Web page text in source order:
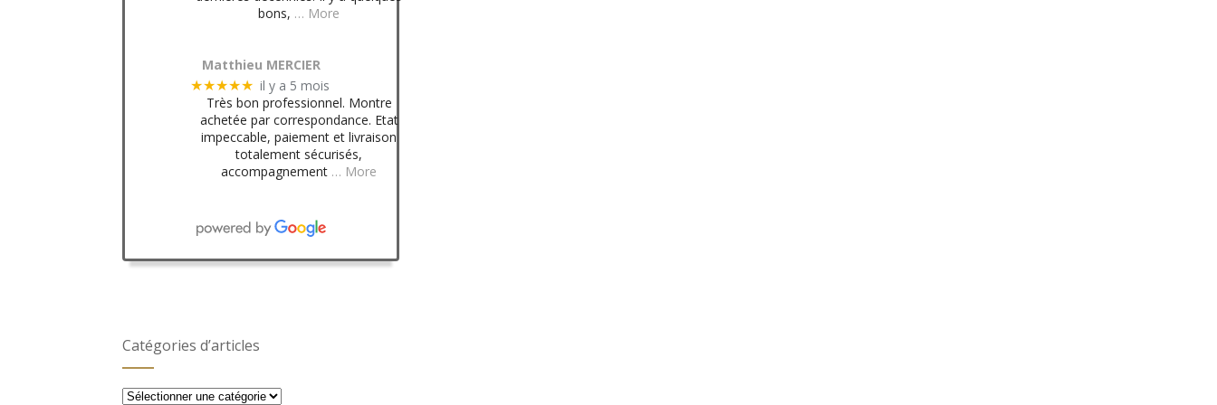
bons, … More
Matthieu MERCIER
★★★★★ il y a 5 mois
Très bon professionnel. Montre
achetée par correspondance. Etat
impeccable, paiement et livraison
totalement sécurisés,
accompagnement … More
Catégories d’articles
Catégories